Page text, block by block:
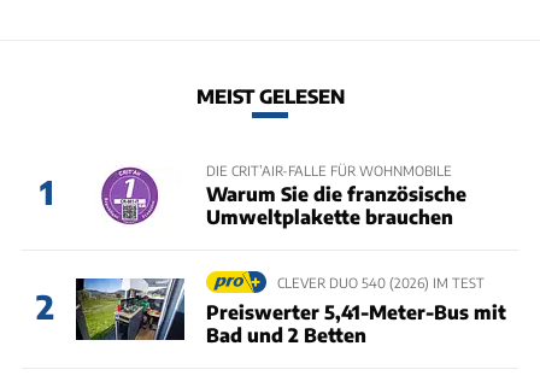
MEIST GELESEN
1
DIE CRIT’AIR-FALLE FÜR WOHNMOBILE
Warum Sie die französische
Umweltplakette brauchen
2
CLEVER DUO 540 (2026) IM TEST
Preiswerter 5,41-Meter-Bus mit
Bad und 2 Betten